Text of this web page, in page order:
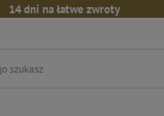
14 dni na łatwe zwroty